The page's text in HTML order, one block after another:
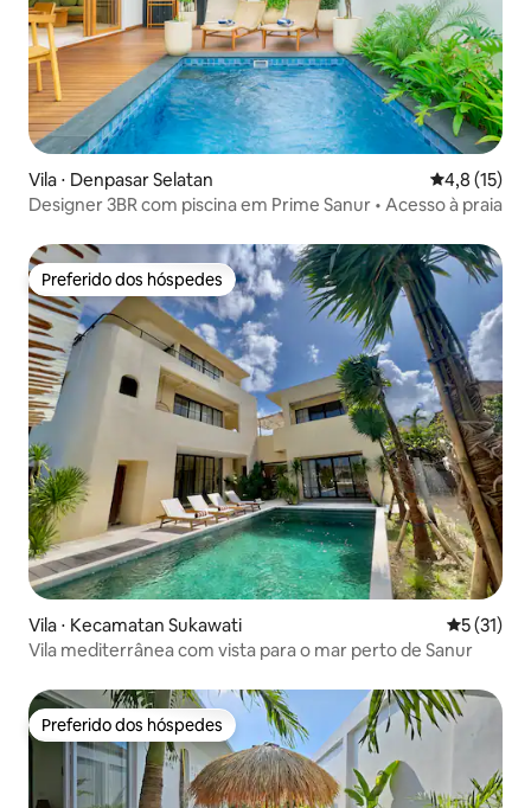
Vila ⋅ Denpasar Selatan 4,8 de uma
4,8 (15)
Designer 3BR com piscina em Prime Sanur • Acesso à praia
Preferido dos hóspedes
Preferido dos hóspedes
Vila ⋅ Kecamatan Sukawati 5 de uma
5 (31)
Vila mediterrânea com vista para o mar perto de Sanur
Preferido dos hóspedes
Preferido dos hóspedes